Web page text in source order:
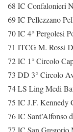
68 IC Confalonieri
69 IC Pellezzano
70 IC 4° Pergolesi
71 ITCG M. Rossi
72 IC 1° Circolo
73 DD 3° Circolo
74 LS Ling Medi
75 IC J.F. Kennedy
76 IC Sant’Alfonso
77 IC San Gregorio